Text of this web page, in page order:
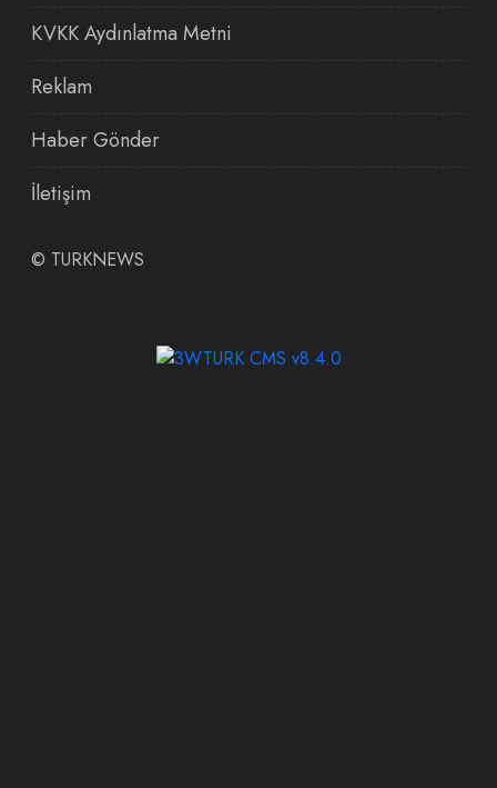
KVKK Aydınlatma Metni
Reklam
Haber Gönder
İletişim
© TURKNEWS